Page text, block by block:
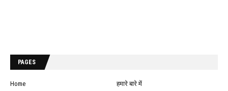
PAGES
Home
हमारे बारे में